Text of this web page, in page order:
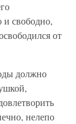
и свободно,
от
должно
нелепо